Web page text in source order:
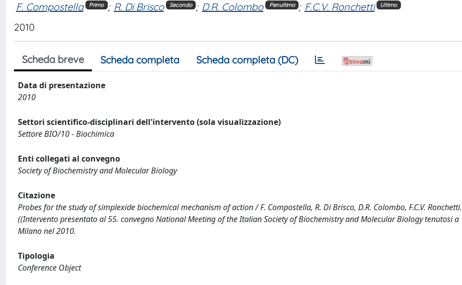
F. Compostella Primo ; R. Di Brisco Secondo ; D.R. Colombo Penultimo ; F.C.V. Ronchetti Ultimo
2010
Scheda breve Scheda completa Scheda completa (DC)
Data di presentazione
2010
Settori scientifico-disciplinari dell'intervento (sola visualizzazione)
Settore BIO/10 - Biochimica
Enti collegati al convegno
Society of Biochemistry and Molecular Biology
Citazione
Probes for the study of simplexide biochemical mechanism of action / F. Compostella, R. Di Brisco, D.R. Colombo, F.C.V. Ronchetti.
((Intervento presentato al 55. convegno National Meeting of the Italian Society of Biochemistry and Molecular Biology tenutosi a
Milano nel 2010.
Tipologia
Conference Object